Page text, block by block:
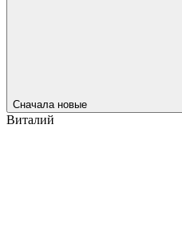
Сначала новые
Виталий